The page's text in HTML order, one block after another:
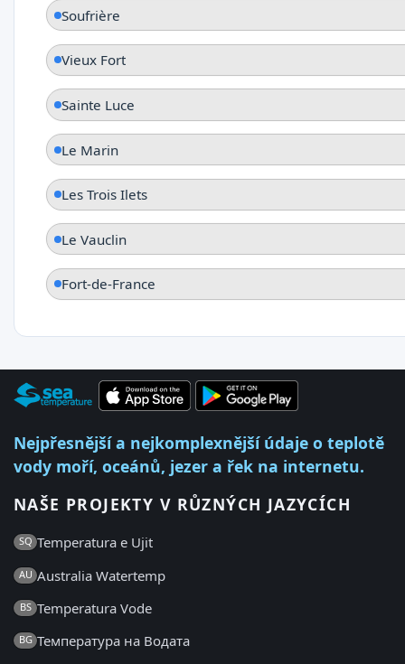
Soufrière
Vieux Fort
Sainte Luce
Le Marin
Les Trois Ilets
Le Vauclin
Fort-de-France
Nejpřesnější a nejkomplexnější údaje o teplotě
vody moří, oceánů, jezer a řek na internetu.
NAŠE PROJEKTY V RŮZNÝCH JAZYCÍCH
SQ Temperatura e Ujit
AU Australia Watertemp
BS Temperatura Vode
BG Температура на Водата